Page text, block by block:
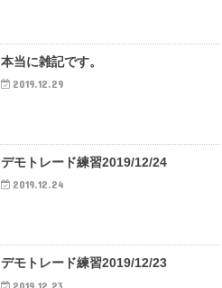
本当に雑記です。
2019.12.29
デモトレード練習2019/12/24
2019.12.24
デモトレード練習2019/12/23
2019.12.23